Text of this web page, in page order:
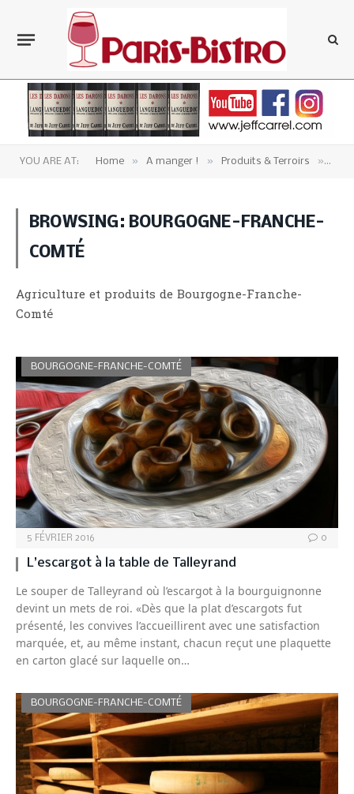
YOU ARE AT: Home » A manger ! » Produits & Terroirs »
BROWSING: BOURGOGNE-FRANCHE-
COMTÉ
Agriculture et produits de Bourgogne-Franche-
Comté
BOURGOGNE-FRANCHE-COMTÉ
5 FÉVRIER 2016 0
L’escargot à la table de Talleyrand
Le souper de Talleyrand où l’escargot à la bourguignonne
devint un mets de roi. «Dès que la plat d’escargots fut
présenté, les convives l’accueillirent avec une satisfaction
marquée, et, au même instant, chacun reçut une plaquette
en carton glacé sur laquelle on…
BOURGOGNE-FRANCHE-COMTÉ